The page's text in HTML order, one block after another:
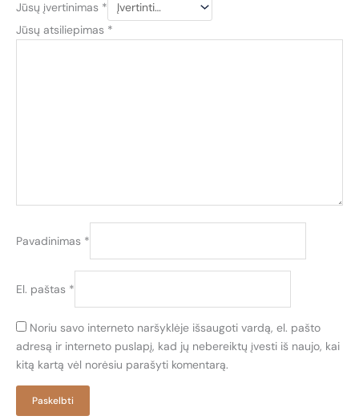
Jūsų įvertinimas *
Jūsų atsiliepimas *
Pavadinimas *
El. paštas *
Noriu savo interneto naršyklėje išsaugoti vardą, el. pašto
adresą ir interneto puslapį, kad jų nebereiktų įvesti iš naujo, kai
kitą kartą vėl norėsiu parašyti komentarą.